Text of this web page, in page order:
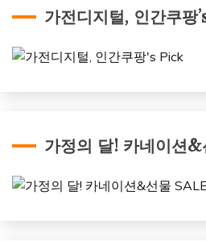
가전디지털, 인간쿠팡
가정의 달! 카네이션